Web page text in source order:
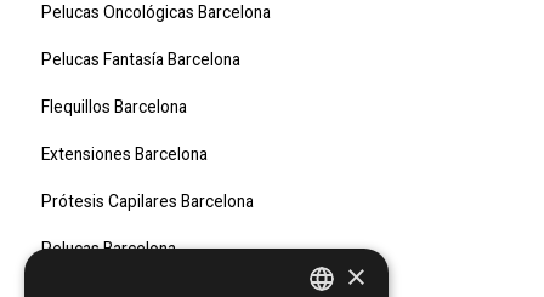
Pelucas Oncológicas Barcelona
Pelucas Fantasía Barcelona
Flequillos Barcelona
Extensiones Barcelona
Prótesis Capilares Barcelona
Pelucas Barcelona
×